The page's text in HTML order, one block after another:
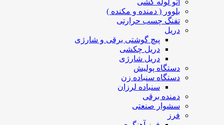
بلوور ( دمنده و مکنده )
تفنگ چسب حرارتی
دریل
پیچ گوشتی برقی و شارژی
دریل چکشی
دریل شارژی
دستگاه پولیش
دستگاه سنباده زن
سنباده لرزان
دمنده برقی
سشوار صنعتی
فرز